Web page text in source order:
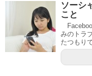
ソーシ
こと
みのトラ
たつもり